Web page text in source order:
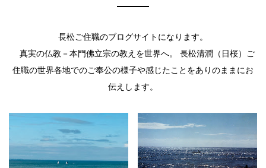
長松ご住職のブログサイトになります。
真実の仏教－本門佛立宗の教えを世界へ。 長松清潤（日桜）ご
住職の世界各地でのご奉公の様子や感じたことをありのままにお
伝えします。